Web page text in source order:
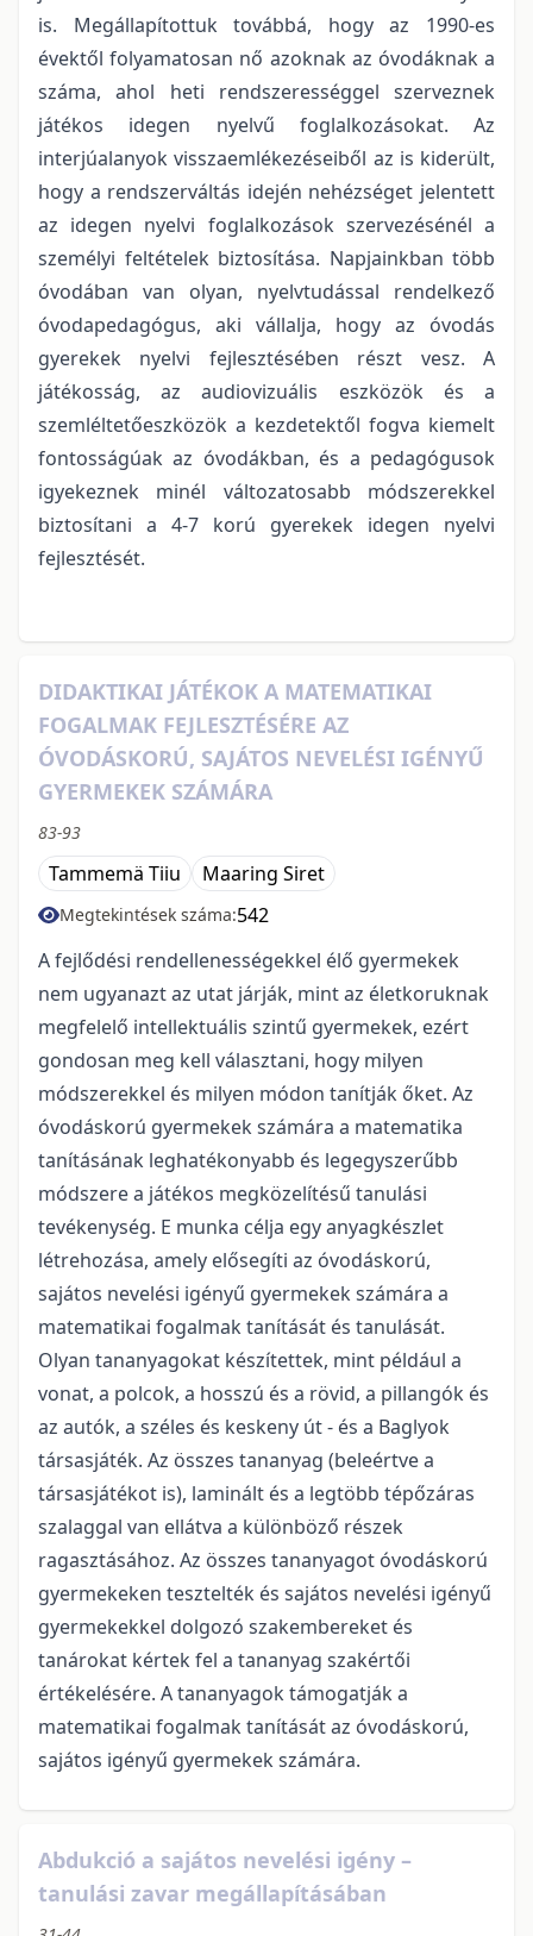
is. Megállapítottuk továbbá, hogy az 1990-es
évektől folyamatosan nő azoknak az óvodáknak a
száma, ahol heti rendszerességgel szerveznek
játékos idegen nyelvű foglalkozásokat. Az
interjúalanyok visszaemlékezéseiből az is kiderült,
hogy a rendszerváltás idején nehézséget jelentett
az idegen nyelvi foglalkozások szervezésénél a
személyi feltételek biztosítása. Napjainkban több
óvodában van olyan, nyelvtudással rendelkező
óvodapedagógus, aki vállalja, hogy az óvodás
gyerekek nyelvi fejlesztésében részt vesz. A
játékosság, az audiovizuális eszközök és a
szemléltetőeszközök a kezdetektől fogva kiemelt
fontosságúak az óvodákban, és a pedagógusok
igyekeznek minél változatosabb módszerekkel
biztosítani a 4-7 korú gyerekek idegen nyelvi
fejlesztését.
DIDAKTIKAI JÁTÉKOK A MATEMATIKAI
FOGALMAK FEJLESZTÉSÉRE AZ
ÓVODÁSKORÚ, SAJÁTOS NEVELÉSI IGÉNYŰ
GYERMEKEK SZÁMÁRA
83-93
Tammemä Tiiu Maaring Siret
Megtekintések száma:542
A fejlődési rendellenességekkel élő gyermekek
nem ugyanazt az utat járják, mint az életkoruknak
megfelelő intellektuális szintű gyermekek, ezért
gondosan meg kell választani, hogy milyen
módszerekkel és milyen módon tanítják őket. Az
óvodáskorú gyermekek számára a matematika
tanításának leghatékonyabb és legegyszerűbb
módszere a játékos megközelítésű tanulási
tevékenység. E munka célja egy anyagkészlet
létrehozása, amely elősegíti az óvodáskorú,
sajátos nevelési igényű gyermekek számára a
matematikai fogalmak tanítását és tanulását.
Olyan tananyagokat készítettek, mint például a
vonat, a polcok, a hosszú és a rövid, a pillangók és
az autók, a széles és keskeny út - és a Baglyok
társasjáték. Az összes tananyag (beleértve a
társasjátékot is), laminált és a legtöbb tépőzáras
szalaggal van ellátva a különböző részek
ragasztásához. Az összes tananyagot óvodáskorú
gyermekeken tesztelték és sajátos nevelési igényű
gyermekekkel dolgozó szakembereket és
tanárokat kértek fel a tananyag szakértői
értékelésére. A tananyagok támogatják a
matematikai fogalmak tanítását az óvodáskorú,
sajátos igényű gyermekek számára.
Abdukció a sajátos nevelési igény –
tanulási zavar megállapításában